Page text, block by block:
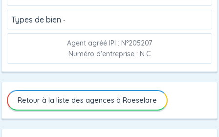
Types de bien -
Agent agréé IPI : N°205207
Numéro d'entreprise : N.C
Retour à la liste des agences à Roeselare